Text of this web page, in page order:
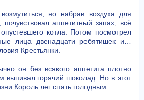
но набрав воздуха для
почувствовал аппетитный запах, всё
котла. Потом посмотрел
лица двенадцати ребятишек и…
Крестьянки.
он без всякого аппетита плотно
выпивал горячий шоколад. Но в этот
Король лег спать голодным.